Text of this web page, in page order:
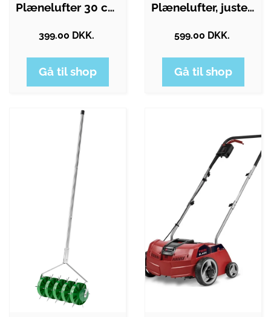
Plænelufter 30 cm bred manuel…
399.00 DKK.
Gå til shop
Plænelufter, justerbar håndtagslængde,…
599.00 DKK.
Gå til shop